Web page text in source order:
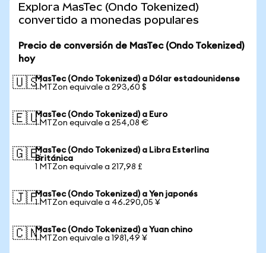
Explora MasTec (Ondo Tokenized)
convertido a monedas populares
Precio de conversión de MasTec (Ondo Tokenized)
hoy
🇺🇸MasTec (Ondo Tokenized) a Dólar estadounidense
1 MTZon equivale a 293,60 $
🇪🇺MasTec (Ondo Tokenized) a Euro
1 MTZon equivale a 254,08 €
🇬🇧MasTec (Ondo Tokenized) a Libra Esterlina
Británica
1 MTZon equivale a 217,98 £
🇯🇵MasTec (Ondo Tokenized) a Yen japonés
1 MTZon equivale a 46.290,05 ¥
🇨🇳MasTec (Ondo Tokenized) a Yuan chino
1 MTZon equivale a 1981,49 ¥